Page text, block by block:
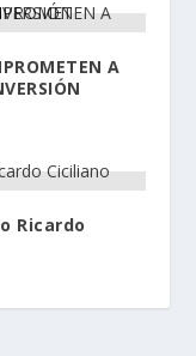
A
Ricardo